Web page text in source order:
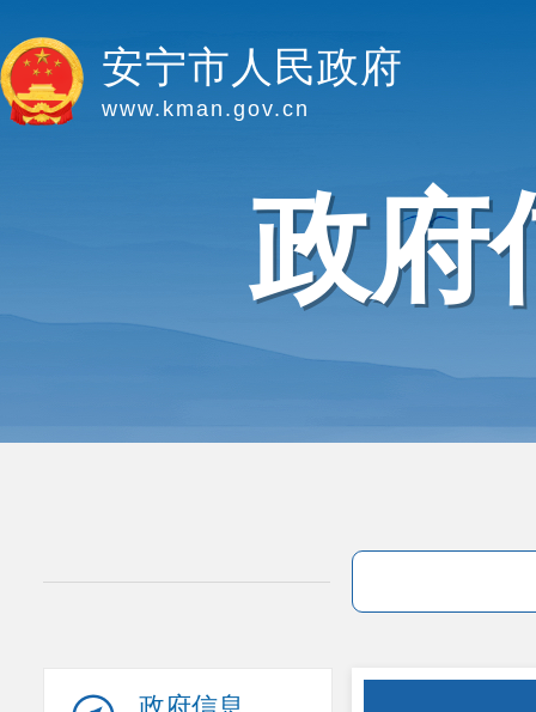
安宁市人民政府
www.kman.gov.cn
政府